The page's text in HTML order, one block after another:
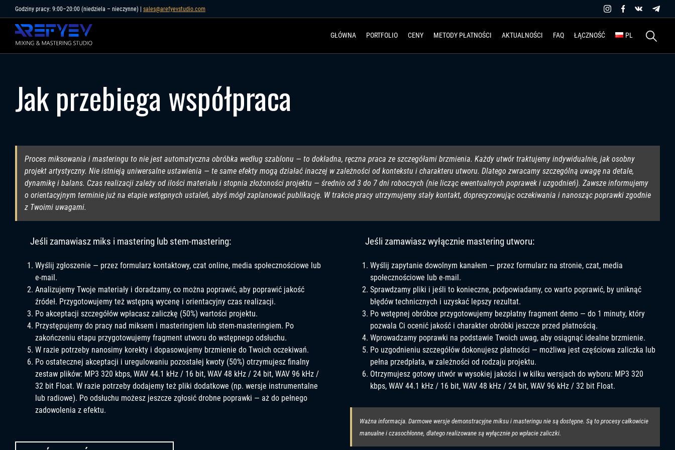
to
content
Godziny pracy: 9:00–20:00 (niedziela – nieczynne) | sales@arefyevstudio.com
GŁÓWNA PORTFOLIO CENY METODY PŁATNOŚCI AKTUALNOŚCI FAQ ŁĄCZNOŚĆ PL Szukaj:
Jak przebiega współpraca
Proces miksowania i masteringu to nie jest automatyczna obróbka według szablonu — to dokładna, ręczna praca ze szczegółami brzmienia. Każdy utwór traktujemy indywidualnie, jak osobny
projekt artystyczny. Nie istnieją uniwersalne ustawienia — te same efekty mogą działać inaczej w zależności od kontekstu i charakteru utworu. Dlatego zwracamy szczególną uwagę na detale,
dynamikę i balans. Czas realizacji zależy od ilości materiału i stopnia złożoności projektu — średnio od 3 do 7 dni roboczych (nie licząc ewentualnych poprawek i uzgodnień). Zawsze informujemy
o orientacyjnym terminie już na etapie wstępnych ustaleń, abyś mógł zaplanować publikację. W trakcie pracy utrzymujemy stały kontakt, doprecyzowując oczekiwania i nanosząc poprawki zgodnie
z Twoimi uwagami.
Jeśli zamawiasz miks i mastering lub stem-mastering:
Wyślij zgłoszenie — przez formularz kontaktowy, czat online, media społecznościowe lub
e-mail.
Analizujemy Twoje materiały i doradzamy, co można poprawić, aby poprawić jakość
źródeł. Przygotowujemy też wstępną wycenę i orientacyjny czas realizacji.
Po akceptacji szczegółów wpłacasz zaliczkę (50%) wartości projektu.
Przystępujemy do pracy nad miksem i masteringiem lub stem-masteringiem. Po
zakończeniu etapu przygotowujemy fragment utworu do wstępnego odsłuchu.
W razie potrzeby nanosimy korekty i dopasowujemy brzmienie do Twoich oczekiwań.
Po ostatecznej akceptacji i uregulowaniu pozostałej kwoty (50%) otrzymujesz finalny
zestaw plików: MP3 320 kbps, WAV 44.1 kHz / 16 bit, WAV 48 kHz / 24 bit, WAV 96 kHz /
32 bit Float. W razie potrzeby dodajemy też pliki dodatkowe (np. wersje instrumentalne
lub radiowe). Po odsłuchu możesz jeszcze zgłosić drobne poprawki — aż do pełnego
zadowolenia z efektu.
Jeśli zamawiasz wyłącznie mastering utworu:
Wyślij zapytanie dowolnym kanałem — przez formularz na stronie, czat, media
społecznościowe lub e-mail.
Sprawdzamy pliki i jeśli to konieczne, podpowiadamy, co warto poprawić, by uniknąć
błędów technicznych i uzyskać lepszy rezultat.
Po wstępnej obróbce przygotowujemy bezpłatny fragment demo — do 1 minuty, który
pozwala Ci ocenić jakość i charakter obróbki jeszcze przed płatnością.
Wprowadzamy poprawki na podstawie Twoich uwag, aby osiągnąć idealne brzmienie.
Po uzgodnieniu szczegółów dokonujesz płatności — możliwa jest częściowa zaliczka lub
pełna przedpłata, w zależności od rodzaju projektu.
Otrzymujesz gotowy utwór w wysokiej jakości i w kilku wersjach do wyboru: MP3 320
kbps, WAV 44.1 kHz / 16 bit, WAV 48 kHz / 24 bit, WAV 96 kHz / 32 bit Float.
Ważna informacja. Darmowe wersje demonstracyjne miksu i masteringu nie są dostępne. Są to procesy całkowicie
manualne i czasochłonne, dlatego realizowane są wyłącznie po wpłacie zaliczki.